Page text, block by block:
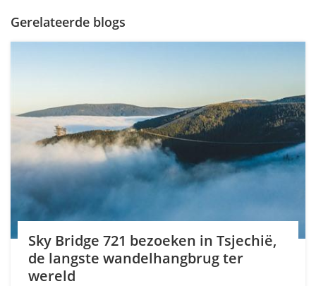
Gerelateerde blogs
Sky Bridge 721 bezoeken in Tsjechië,
de langste wandelhangbrug ter
wereld